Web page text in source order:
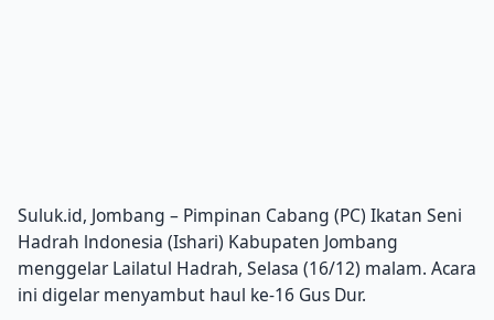
Suluk.id, Jombang – Pimpinan Cabang (PC) Ikatan Seni
Hadrah lndonesia (Ishari) Kabupaten Jombang
menggelar Lailatul Hadrah, Selasa (16/12) malam. Acara
ini digelar menyambut haul ke-16 Gus Dur.